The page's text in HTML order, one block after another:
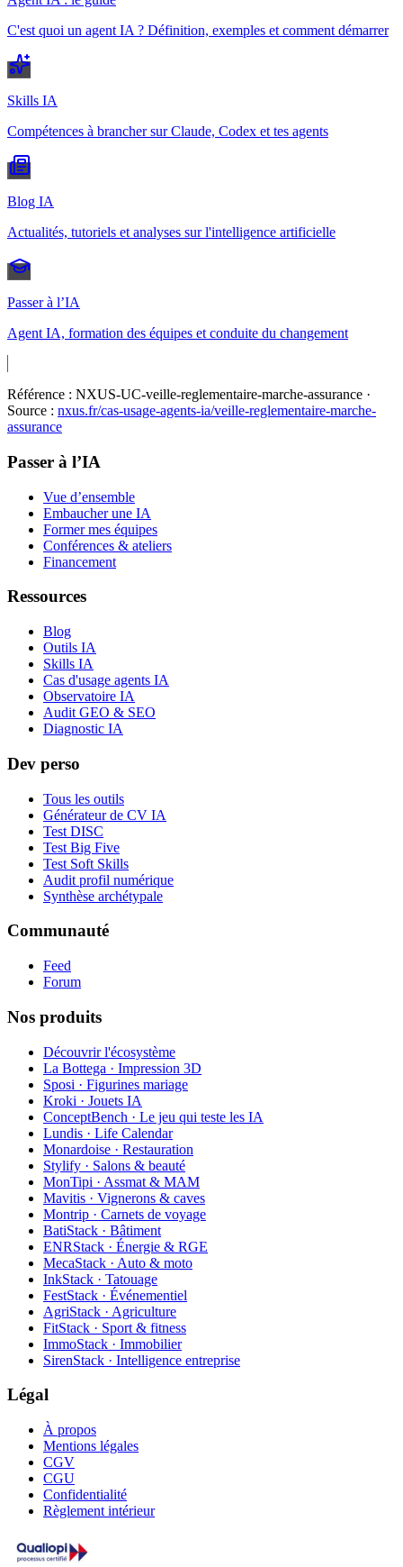
C'est quoi un agent IA ? Définition, exemples et comment démarrer
Skills IA
Compétences à brancher sur Claude, Codex et tes agents
Blog IA
Actualités, tutoriels et analyses sur l'intelligence artificielle
Passer à l’IA
Agent IA, formation des équipes et conduite du changement
Référence : NXUS-UC-veille-reglementaire-marche-assurance ·
Source : nxus.fr/cas-usage-agents-ia/veille-reglementaire-marche-
assurance
Passer à l’IA
Vue d’ensemble
Embaucher une IA
Former mes équipes
Conférences & ateliers
Financement
Ressources
Blog
Outils IA
Skills IA
Cas d'usage agents IA
Observatoire IA
Audit GEO & SEO
Diagnostic IA
Dev perso
Tous les outils
Générateur de CV IA
Test DISC
Test Big Five
Test Soft Skills
Audit profil numérique
Synthèse archétypale
Communauté
Feed
Forum
Nos produits
Découvrir l'écosystème
La Bottega · Impression 3D
Sposi · Figurines mariage
Kroki · Jouets IA
ConceptBench · Le jeu qui teste les IA
Lundis · Life Calendar
Monardoise · Restauration
Stylify · Salons & beauté
MonTipi · Assmat & MAM
Mavitis · Vignerons & caves
Montrip · Carnets de voyage
BatiStack · Bâtiment
ENRStack · Énergie & RGE
MecaStack · Auto & moto
InkStack · Tatouage
FestStack · Événementiel
AgriStack · Agriculture
FitStack · Sport & fitness
ImmoStack · Immobilier
SirenStack · Intelligence entreprise
Légal
À propos
Mentions légales
CGV
CGU
Confidentialité
Règlement intérieur